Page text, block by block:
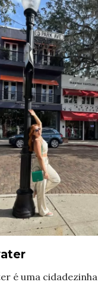
é uma cidadezinha